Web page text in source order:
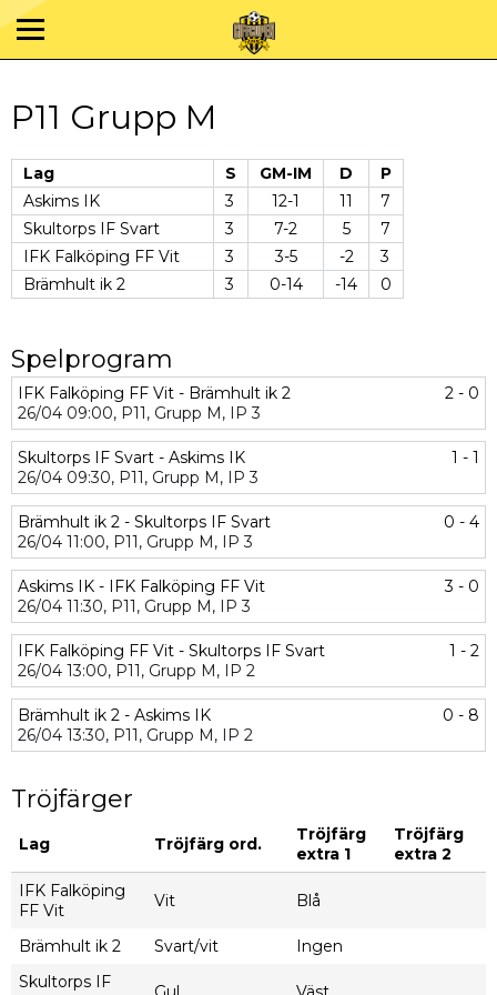
P11 Grupp M
Lag S GM-IM D
P
Askims IK
3 12-1 11
7
Skultorps IF Svart
3 7-2 5
7
IFK Falköping FF Vit
3 3-5 -2
3
Brämhult ik 2
3 0-14 -14 0
Spelprogram
IFK Falköping FF Vit - Brämhult ik 2
2 - 0
26/04 09:00, P11, Grupp M, IP 3
Skultorps IF Svart - Askims IK
1 - 1
26/04 09:30, P11, Grupp M, IP 3
Brämhult ik 2 - Skultorps IF Svart
0 - 4
26/04 11:00, P11, Grupp M, IP 3
Askims IK - IFK Falköping FF Vit
3 - 0
26/04 11:30, P11, Grupp M, IP 3
IFK Falköping FF Vit - Skultorps IF Svart
1 - 2
26/04 13:00, P11, Grupp M, IP 2
Brämhult ik 2 - Askims IK
0 - 8
26/04 13:30, P11, Grupp M, IP 2
Tröjfärger
Lag Tröjfärg ord.
Tröjfärg
extra 1
Tröjfärg
extra 2
IFK Falköping
FF Vit
Vit Blå
Brämhult ik 2 Svart/vit
Ingen
Skultorps IF